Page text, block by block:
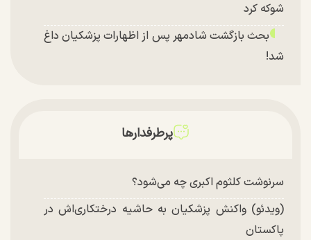
شوکه کرد
بحث بازگشت شادمهر پس از اظهارات پزشکیان داغ
شد!
توافق با آمریکا در انتظار تایید نهایی شعام؟
شد
پرطرفدارها
سرنوشت کلثوم اکبری چه می‌شود؟
(ویدئو) واکنش پزشکیان به حاشیه درختکاری‌اش در
پاکستان